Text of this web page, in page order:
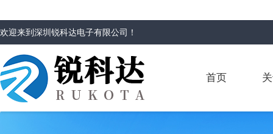
欢迎来到深圳锐科达电子有限公司 ！
首页